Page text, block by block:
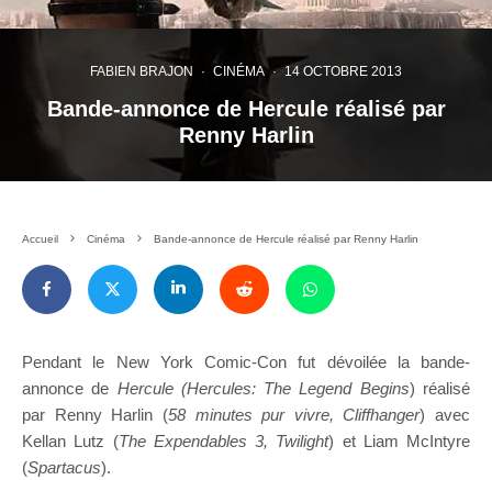
FABIEN BRAJON · CINÉMA · 14 OCTOBRE 2013
Bande-annonce de Hercule réalisé par
Renny Harlin
Accueil Cinéma Bande-annonce de Hercule réalisé par Renny Harlin
Pendant le New York Comic-Con fut dévoilée la bande-
annonce de Hercule (Hercules: The Legend Begins) réalisé
par Renny Harlin (58 minutes pur vivre, Cliffhanger) avec
Kellan Lutz (The Expendables 3, Twilight) et Liam McIntyre
(Spartacus).